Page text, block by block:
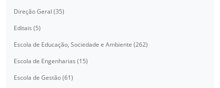
Direção Geral (35)
Editais (5)
Escola de Educação, Sociedade e Ambiente (262)
Escola de Engenharias (15)
Escola de Gestão (61)